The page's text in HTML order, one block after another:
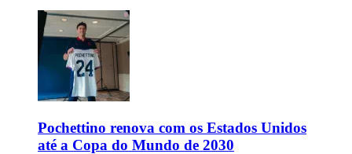
Pochettino renova com os Estados Unidos
até a Copa do Mundo de 2030